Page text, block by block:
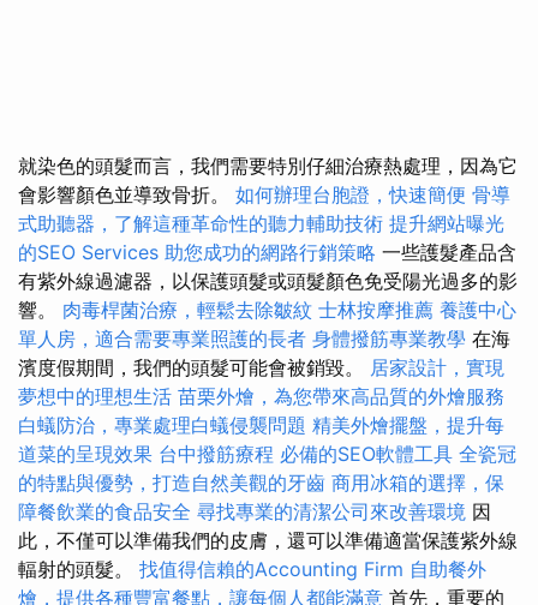
就染色的頭髮而言，我們需要特別仔細治療熱處理，因為它
會影響顏色並導致骨折。 如何辦理台胞證，快速簡便 骨導
式助聽器，了解這種革命性的聽力輔助技術 提升網站曝光
的SEO Services 助您成功的網路行銷策略 一些護髮產品含
有紫外線過濾器，以保護頭髮或頭髮顏色免受陽光過多的影
響。 肉毒桿菌治療，輕鬆去除皺紋 士林按摩推薦 養護中心
單人房，適合需要專業照護的長者 身體撥筋專業教學 在海
濱度假期間，我們的頭髮可能會被銷毀。 居家設計，實現
夢想中的理想生活 苗栗外燴，為您帶來高品質的外燴服務
白蟻防治，專業處理白蟻侵襲問題 精美外燴擺盤，提升每
道菜的呈現效果 台中撥筋療程 必備的SEO軟體工具 全瓷冠
的特點與優勢，打造自然美觀的牙齒 商用冰箱的選擇，保
障餐飲業的食品安全 尋找專業的清潔公司來改善環境 因
此，不僅可以準備我們的皮膚，還可以準備適當保護紫外線
輻射的頭髮。 找值得信賴的Accounting Firm 自助餐外
燴，提供各種豐富餐點，讓每個人都能滿意 首先，重要的